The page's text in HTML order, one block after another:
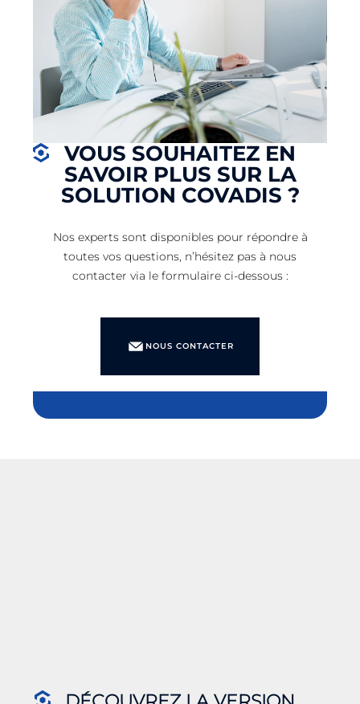
VOUS SOUHAITEZ EN
SAVOIR PLUS SUR LA
SOLUTION COVADIS ?
Nos experts sont disponibles pour répondre à
toutes vos questions, n’hésitez pas à nous
contacter via le formulaire ci-dessous :
NOUS CONTACTER